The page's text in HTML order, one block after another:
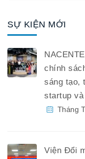
SỰ KIỆN MỚI
chính
sáng tạo,
startup
Tháng
Viện Đổi